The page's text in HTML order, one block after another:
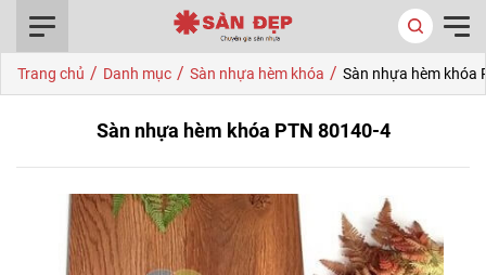
Trang chủ / Danh mục / Sàn nhựa hèm khóa / Sàn nhựa hèm khóa
Sàn nhựa hèm khóa PTN 80140-4